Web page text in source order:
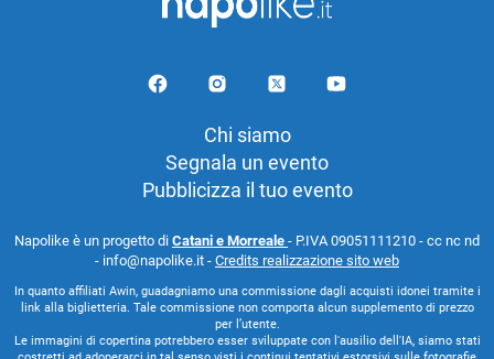
Chi siamo
Segnala un evento
Pubblicizza il tuo evento
Napolike è un progetto di Catani e Morreale - P.IVA 09051111210 - cc nc nd
- info@napolike.it - Credits realizzazione sito web
In quanto affiliati Awin, guadagniamo una commissione dagli acquisti idonei tramite i
link alla biglietteria. Tale commissione non comporta alcun supplemento di prezzo
per l’utente.
Le immagini di copertina potrebbero esser sviluppate con l'ausilio dell'IA, siamo stati